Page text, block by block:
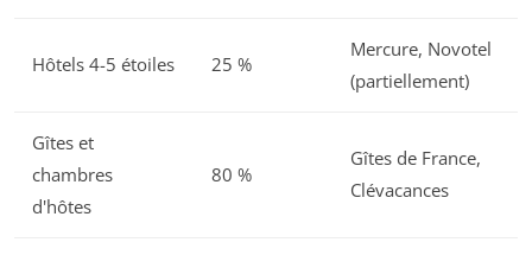
Hôtels 4-5 étoiles 25 %
Mercure, Novotel
(partiellement)
Gîtes et
chambres
d'hôtes
80 %
Gîtes de France,
Clévacances